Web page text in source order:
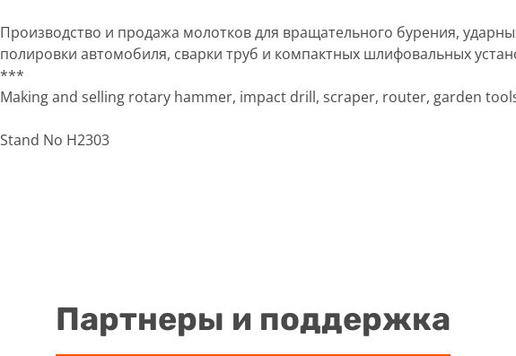
Производство и продажа молотков для вращательного бурения,
полировки автомобиля, сварки труб и компактных шлифовальных
***
Making and selling rotary hammer, impact drill, scraper, router, garden
Stand No H2303
Партнеры и поддержка